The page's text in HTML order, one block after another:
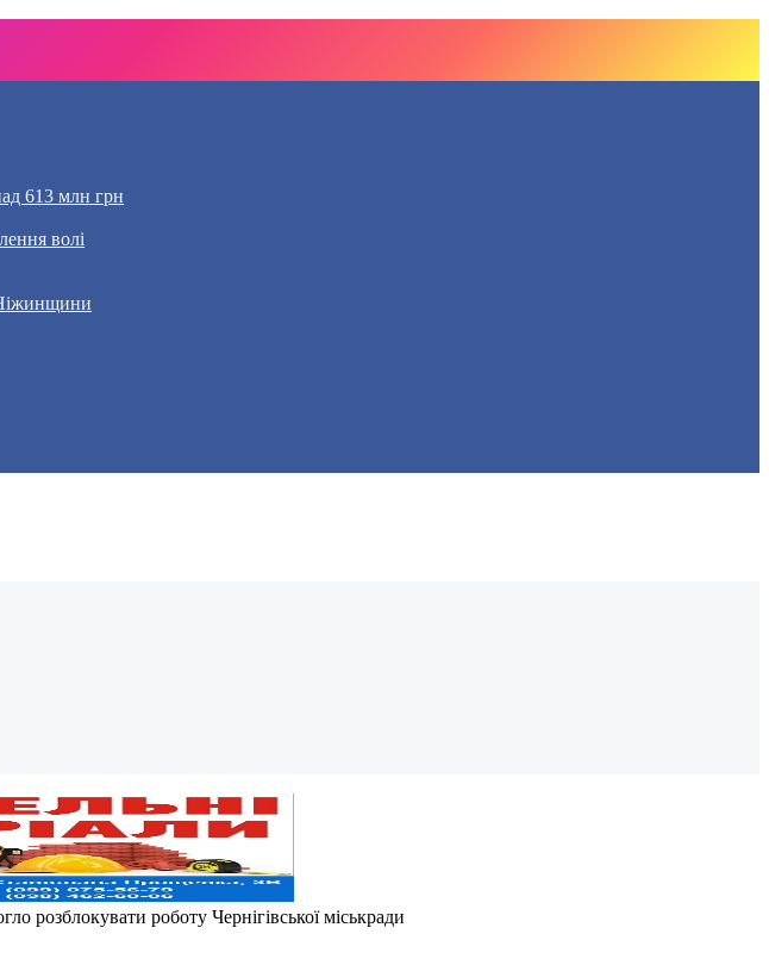
613 млн грн
волі
Ніжинщини
розблокувати роботу Чернігівської міськради